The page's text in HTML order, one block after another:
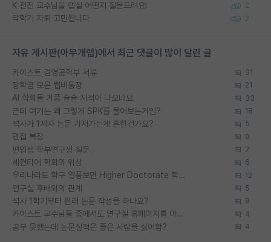
K 전전 교수님들 랩실 어떤지 질문드려요! 2
막학기 자퇴 고민됩니다 2
자유 게시판(아무개랩)에서 최근 댓글이 많이 달린 글
카이스트 경영공학부 서류 31
장학금 모은 랩비통장 21
AI 학회들 거품 슬슬 지적이 나오네요 33
근데 여기는 왜 그렇게 SPK를 물어보는거임? 18
석사가 1저자 논문 가져가는게 흔한건가요? 5
면접 복장 9
편입생 학부연구생 질문 7
세컨티어 학회의 위상 6
우리나라도 학구 열풍보면 Higher Doctorate 학위가 필요하다고 봅니다. 12
연구실 후배와의 관계 5
석사 1학기부터 원래 논문 작성을 하나요? 9
카이스트 교수님들 중에서도 연구실 홈페이지를 마련 안 하신 분들이 계시던데 4
공부 못했는데 논문실적은 좋은 사람을 싫어함? 4